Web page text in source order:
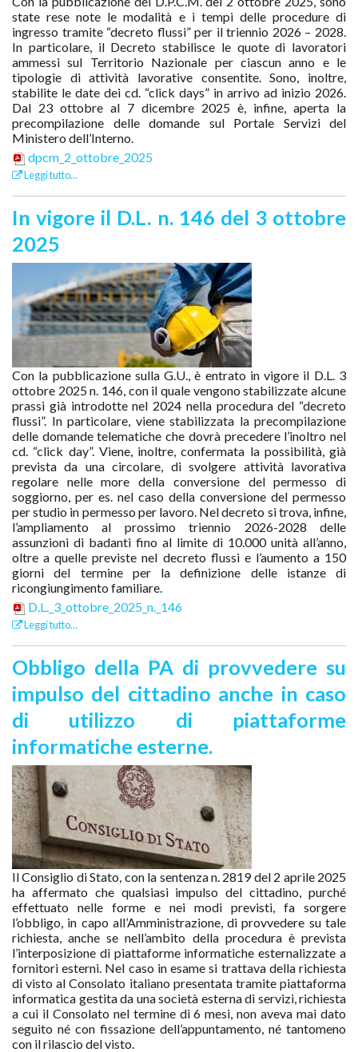
state rese note le modalità e i tempi delle procedure di
ingresso tramite “decreto flussi” per il triennio 2026 – 2028.
In particolare, il Decreto stabilisce le quote di lavoratori
ammessi sul Territorio Nazionale per ciascun anno e le
tipologie di attività lavorative consentite. Sono, inoltre,
stabilite le date dei cd. “click days” in arrivo ad inizio 2026.
Dal 23 ottobre al 7 dicembre 2025 è, infine, aperta la
precompilazione delle domande sul Portale Servizi del
Ministero dell’Interno.
dpcm_2_ottobre_2025
Leggi tutto...
In vigore il D.L. n. 146 del 3 ottobre
2025
Con la pubblicazione sulla G.U., è entrato in vigore il D.L. 3
ottobre 2025 n. 146, con il quale vengono stabilizzate alcune
prassi già introdotte nel 2024 nella procedura del “decreto
flussi”. In particolare, viene stabilizzata la precompilazione
delle domande telematiche che dovrà precedere l’inoltro nel
cd. “click day”. Viene, inoltre, confermata la possibilità, già
prevista da una circolare, di svolgere attività lavorativa
regolare nelle more della conversione del permesso di
soggiorno, per es. nel caso della conversione del permesso
per studio in permesso per lavoro. Nel decreto si trova, infine,
l’ampliamento al prossimo triennio 2026-2028 delle
assunzioni di badanti fino al limite di 10.000 unità all’anno,
oltre a quelle previste nel decreto flussi e l’aumento a 150
giorni del termine per la definizione delle istanze di
ricongiungimento familiare.
D.L._3_ottobre_2025_n._146
Leggi tutto...
Obbligo della PA di provvedere su
impulso del cittadino anche in caso
di utilizzo di piattaforme
informatiche esterne.
Il Consiglio di Stato, con la sentenza n. 2819 del 2 aprile 2025
ha affermato che qualsiasi impulso del cittadino, purché
effettuato nelle forme e nei modi previsti, fa sorgere
l’obbligo, in capo all’Amministrazione, di provvedere su tale
richiesta, anche se nell’ambito della procedura è prevista
l’interposizione di piattaforme informatiche esternalizzate a
fornitori esterni. Nel caso in esame si trattava della richiesta
di visto al Consolato italiano presentata tramite piattaforma
informatica gestita da una società esterna di servizi, richiesta
a cui il Consolato nel termine di 6 mesi, non aveva mai dato
seguito né con fissazione dell’appuntamento, né tantomeno
con il rilascio del visto.